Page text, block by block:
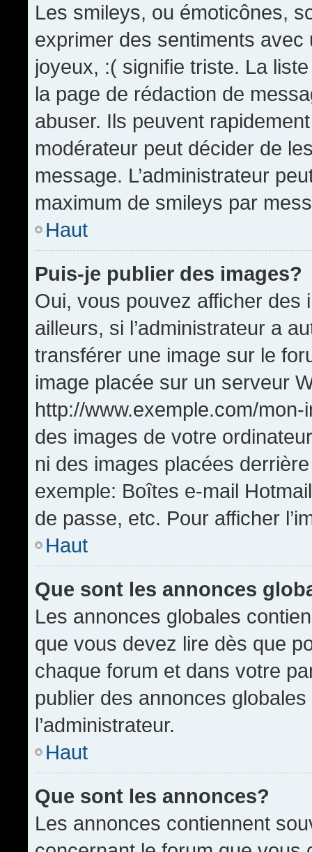
Les smileys, ou émoticônes,
exprimer des sentiments
joyeux, :( signifie triste. La
la page de rédaction de
abuser. Ils peuvent
modérateur peut décider de
message. L’administrateur
maximum de smileys par
Haut
Puis-je publier des images?
Oui, vous pouvez afficher
ailleurs, si l’administrateur a
transférer une image sur le
image placée sur un serveur
http://www.exemple.com/
des images de votre
ni des images placées
exemple: Boîtes e-mail
de passe, etc. Pour afficher
Haut
Que sont les annonces
Les annonces globales
que vous devez lire dès que
chaque forum et dans votre
publier des annonces
l’administrateur.
Haut
Que sont les annonces?
Les annonces contiennent